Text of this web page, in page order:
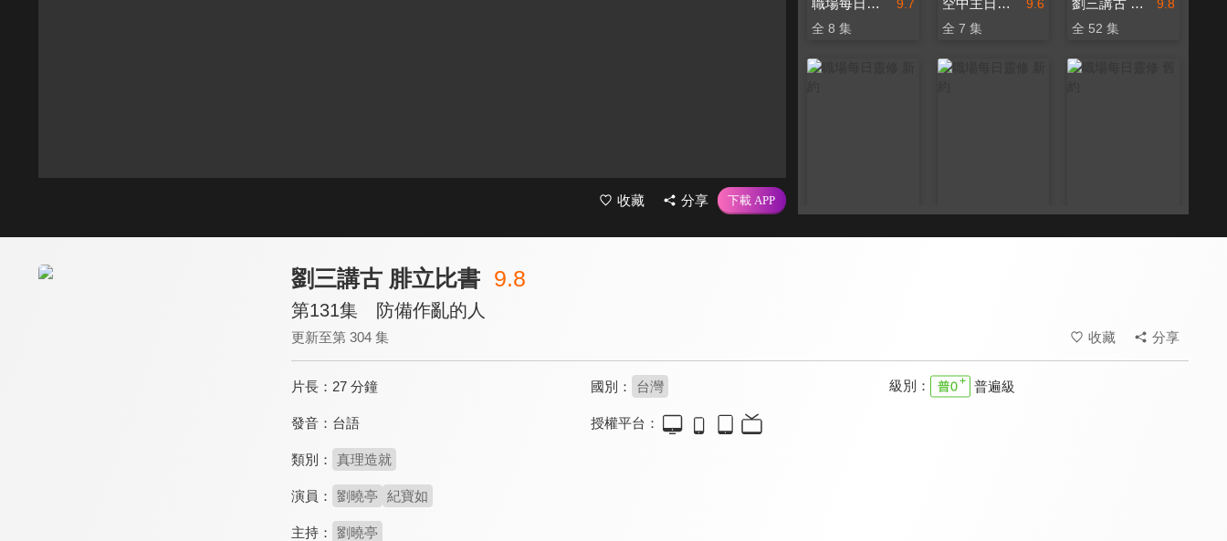
收藏 分享
9.7
職場每日靈修 新約
全 8 集
9.6
空中主日學 會幕－神同在
全 7 集
9.8
劉三講古 加拉太書
全 52 集
劉三講古 腓立比書 9.8
第131集 防備作亂的人
更新至第 304 集 收藏 分享
片長： 27 分鐘 國別： 台灣 級別： 普遍級
發音： 台語 授權平台：
類別： 真理造就
演員： 劉曉亭 紀寶如
主持： 劉曉亭